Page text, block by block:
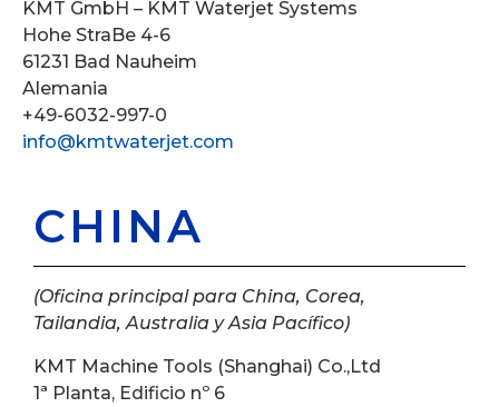
KMT GmbH – KMT Waterjet Systems
Hohe StraBe 4-6
61231 Bad Nauheim
Alemania
+49-6032-997-0
info@kmtwaterjet.com
CHINA
(Oficina principal para China, Corea,
Tailandia, Australia y Asia Pacífico)
KMT Machine Tools (Shanghai) Co.,Ltd
1ª Planta, Edificio nº 6